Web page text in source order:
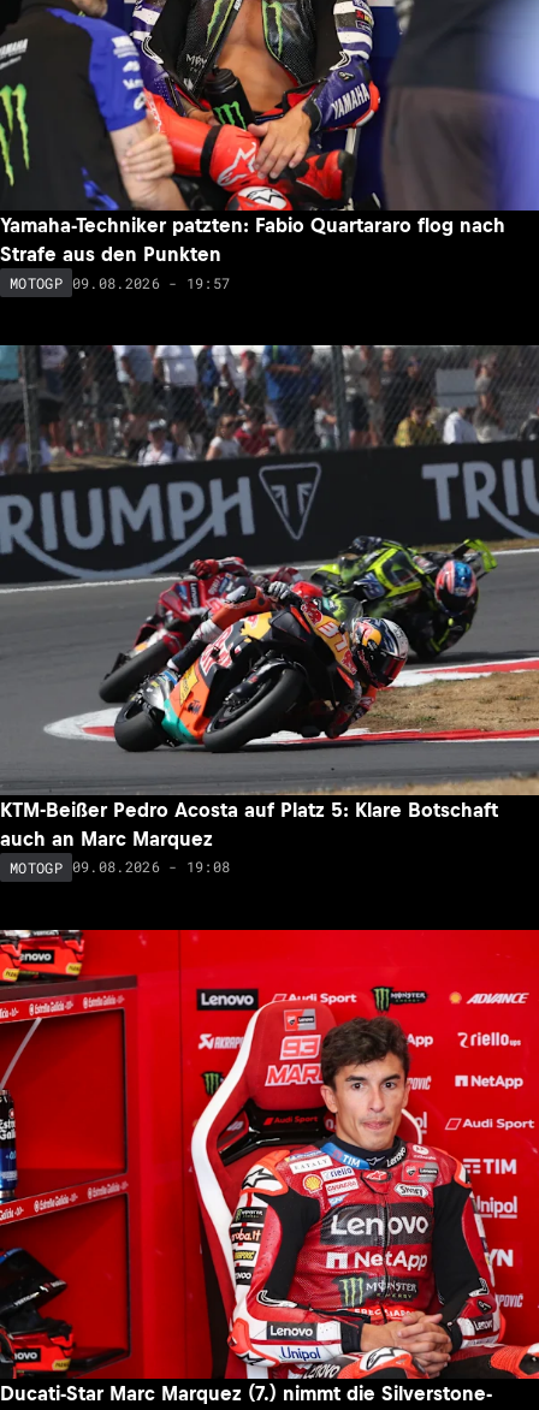
Yamaha-Techniker patzten: Fabio Quartararo flog nach
Strafe aus den Punkten
MOTOGP 09.08.2026 - 19:57
KTM-Beißer Pedro Acosta auf Platz 5: Klare Botschaft
auch an Marc Marquez
MOTOGP 09.08.2026 - 19:08
Ducati-Star Marc Marquez (7.) nimmt die Silverstone-